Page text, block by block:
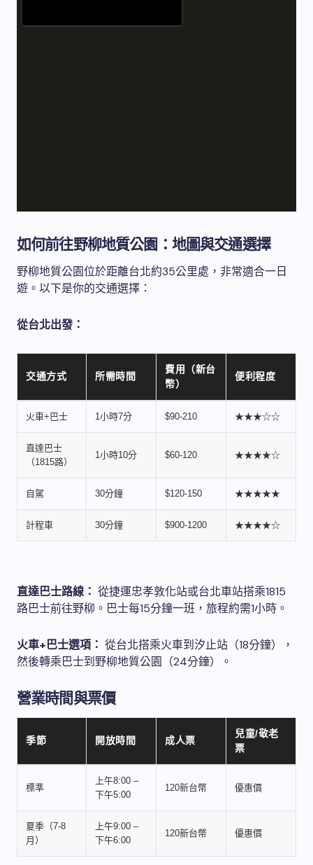
如何前往野柳地質公園：地圖與交通選擇
野柳地質公園位於距離台北約35公里處，非常適合一日
遊。以下是你的交通選擇：
從台北出發：
交通方式 所需時間
費用（新台
幣）
便利程度
火車+巴士 1小時7分 $90-210 ★★★☆☆
直達巴士
（1815路）
1小時10分 $60-120 ★★★★☆
自駕 30分鐘 $120-150 ★★★★★
計程車 30分鐘 $900-1200 ★★★★☆
直達巴士路線： 從捷運忠孝敦化站或台北車站搭乘1815
路巴士前往野柳。巴士每15分鐘一班，旅程約需1小時。
火車+巴士選項： 從台北搭乘火車到汐止站（18分鐘），
然後轉乘巴士到野柳地質公園（24分鐘）。
營業時間與票價
季節 開放時間 成人票
兒童/敬老
票
標準
上午8:00 –
下午5:00
120新台幣 優惠價
夏季（7-8
月）
上午9:00 –
下午6:00
120新台幣 優惠價